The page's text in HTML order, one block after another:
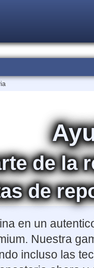
de la
de
en un
Nuestra
incluso las